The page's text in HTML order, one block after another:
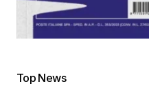
Top News